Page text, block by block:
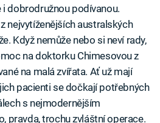
i dobrodružnou podívanou.
nejvytíženějších australských
Když nemůže nebo si neví rady,
na doktorku Chimesovou z
na malá zvířata. Ať už mají
pacienti se dočkají potřebných
s nejmodernějším
pravda, trochu zvláštní operace.